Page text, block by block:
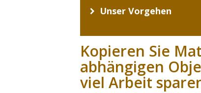
Unser Vorgehen
Kopieren Sie
abhängigen
viel Arbeit